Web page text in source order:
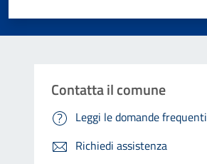
Contatta il comune
Leggi le domande frequenti
Richiedi assistenza